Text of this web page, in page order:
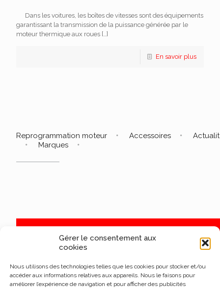
Gérer le consentement aux
cookies
Nous utilisons des technologies telles que les cookies pour stocker et/ou
accéder aux informations relatives aux appareils. Nous le faisons pour
améliorer l’expérience de navigation et pour afficher des publicités
Dans les voitures, les boîtes de vitesses sont des équipements
garantissant la transmission de la puissance générée par le
moteur thermique aux roues […]
En savoir plus
Reprogrammation moteur Accessoires
Marques